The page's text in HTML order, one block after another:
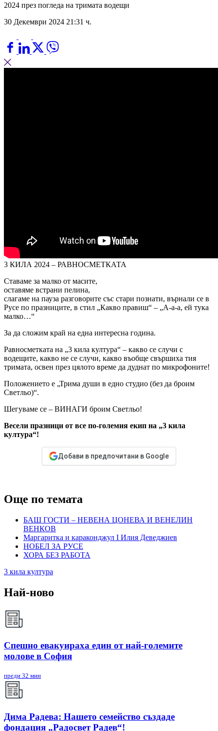
2024 през погледа на тримата водещи
30 Декември 2024 21:31 ч.
3 КИЛА 2024 – РАВНОСМЕТКАТА
Ставаме за малко от масите,
оставяме встрани пелина,
слагаме на пауза разговорите със стари познати, върнали се в
Русе по празниците, в стил „Какво правиш“ – „А-а-а, ей тука
малко…“
За да сложим край на една интересна година.
Равносметката на „3 кила култура“ – какво се случи с
водещите, какво не се случи, какво въобще свършиха тия
тримата, освен през цялото време да дуднат по микрофоните!
Положението е „Трима души в едно студио (без да броим
Светльо)“.
Шегуваме се – ВИНАГИ броим Светльо!
Весели празници от все по-големия екип на „3 кила
култура“!
Добави в предпочитани в Google
Още по темата
БАШ ГОСТИ – НЕВЕНА ЦОНЕВА И ВЕНЕЛИН
ВЕНКОВ
Маргаритка и караконджул I Илия Деведжиев
НОБЕЛ ЗА РУСЕ
ХОРА БЕЗ РАБОТА
3 кила култура
Най-ново
Спешно евакуираха един от най-големите
молове в София
преди 32 мин
Дима Радева: Нашето семейство създаде
фондация „Радосвет Радев“!